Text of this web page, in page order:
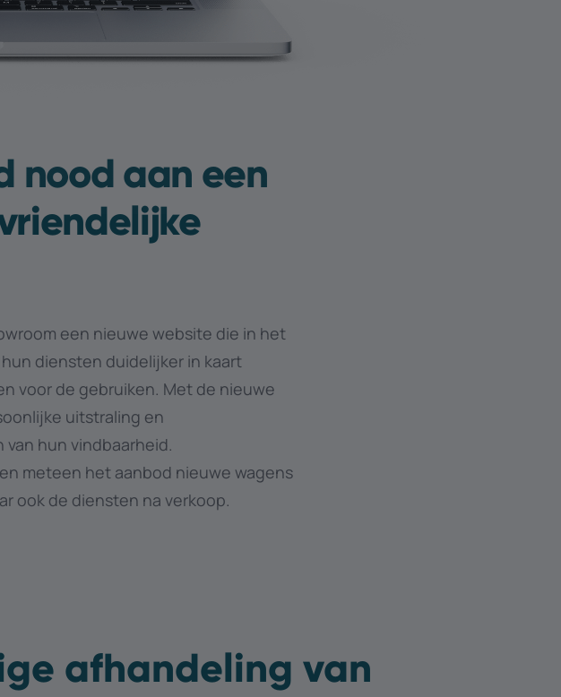
nood aan een
een nieuwe website die in het
diensten duidelijker in kaart
voor de gebruiken. Met de nieuwe
uitstraling en
hun vindbaarheid.
meteen het aanbod nieuwe wagens
ook de diensten na verkoop.
afhandeling van